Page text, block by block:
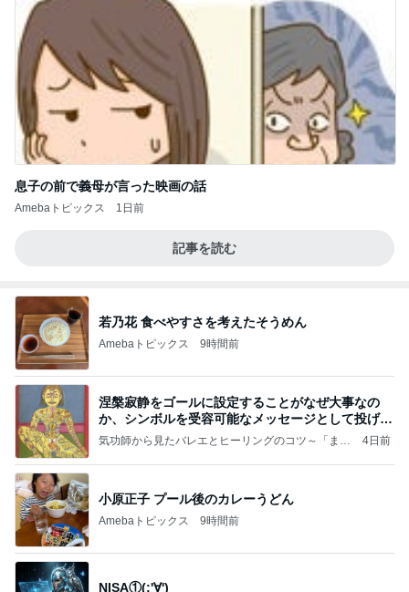
息子の前で義母が言った映画の話
Amebaトピックス 1日前
記事を読む
若乃花 食べやすさを考えたそうめん
Amebaトピックス 9時間前
涅槃寂静をゴールに設定することがなぜ大事なの
か、シンボルを受容可能なメッセージとして投げる
ことが
気功師から見たバレエとヒーリングのコツ～「まと
4日前
小原正子 プール後のカレーうどん
Amebaトピックス 9時間前
NISA①(;'∀')